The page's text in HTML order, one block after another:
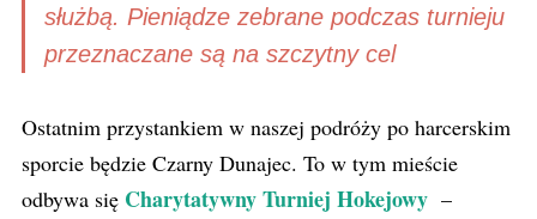
służbą. Pieniądze zebrane podczas turnieju
przeznaczane są na szczytny cel
Ostatnim przystankiem w naszej podróży po harcerskim
sporcie będzie Czarny Dunajec. To w tym mieście
odbywa się Charytatywny Turniej Hokejowy –